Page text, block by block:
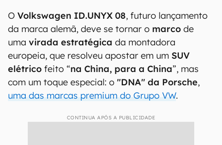
O Volkswagen ID.UNYX 08, futuro lançamento
da marca alemã, deve se tornar o marco de
uma virada estratégica da montadora
europeia, que resolveu apostar em um SUV
elétrico feito “na China, para a China”, mas
com um toque especial: o "DNA" da Porsche,
uma das marcas premium do Grupo VW.
CONTINUA APÓS A PUBLICIDADE